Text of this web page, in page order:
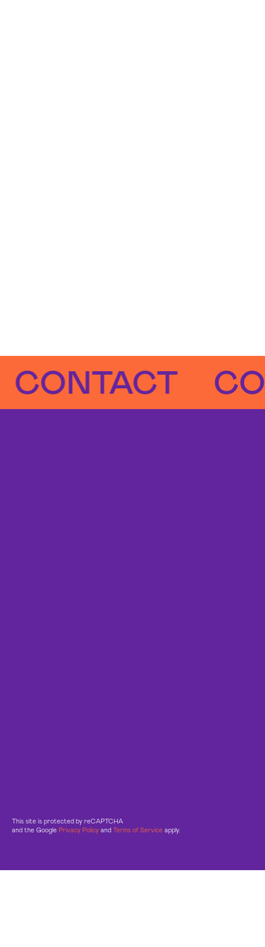
This site is protected by reCAPTCHA
and the Google Privacy Policy and Terms of Service apply.